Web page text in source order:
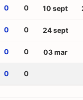
0 0 10 sept
0 0 24 sept
0 0 03 mar
0 0